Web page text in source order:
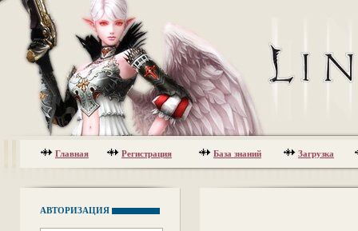
Главная Регистрация База знаний Загрузка
АВТОРИЗАЦИЯ